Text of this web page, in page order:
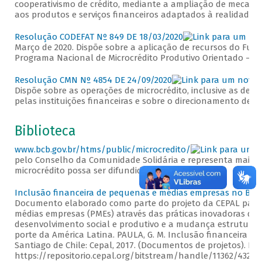
cooperativismo de crédito, mediante a ampliação de
aos produtos e serviços financeiros adaptados à realidade
Resolução CODEFAT Nº 849 DE 18/03/2020
Março de 2020. Dispõe sobre a aplicação de recursos do
Programa Nacional de Microcrédito Produtivo Orientado –
Resolução CMN Nº 4854 DE 24/09/2020
Dispõe sobre as operações de microcrédito, inclusive as de
pelas instituições financeiras e sobre o direcionamento de
Biblioteca
www.bcb.gov.br/htms/public/microcredito/
pelo Conselho da Comunidade Solidária e representa mais
microcrédito possa ser difundida e estimulada.
Inclusão financeira de pequenas e médias empresas no
Documento elaborado como parte do projeto da CEPAL
médias empresas (PMEs) através das práticas inovadoras
desenvolvimento social e produtivo e a mudança
porte da América Latina. PAULA, G. M. Inclusão financeira
Santiago de Chile: Cepal, 2017. (Documentos de projetos).
https://repositorio.cepal.org/bitstream/handle/11362/43229/